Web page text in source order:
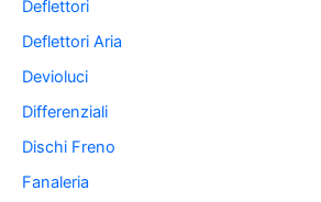
Deflettori
Deflettori Aria
Devioluci
Differenziali
Dischi Freno
Fanaleria